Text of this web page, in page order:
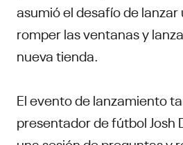
asumió el desafío de
romper las ventanas y
nueva tienda.
El evento de lanzamiento
presentador de fútbol Josh